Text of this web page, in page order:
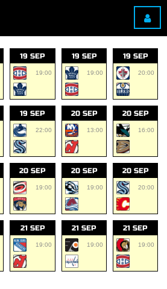
19 SEP
19:00
19 SEP
19:00
19 SEP
20:00
19 SEP
22:00
20 SEP
13:00
20 SEP
16:00
20 SEP
19:00
20 SEP
19:00
20 SEP
20:00
21 SEP
19:00
21 SEP
19:00
21 SEP
19:00